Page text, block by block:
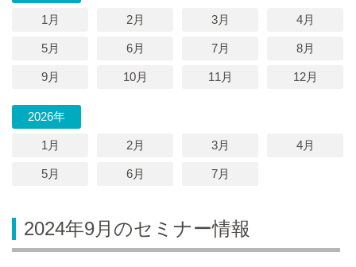
1月 2月 3月 4月
5月 6月 7月 8月
9月 10月 11月 12月
2026年
1月 2月 3月 4月
5月 6月 7月
2024年9月のセミナー情報